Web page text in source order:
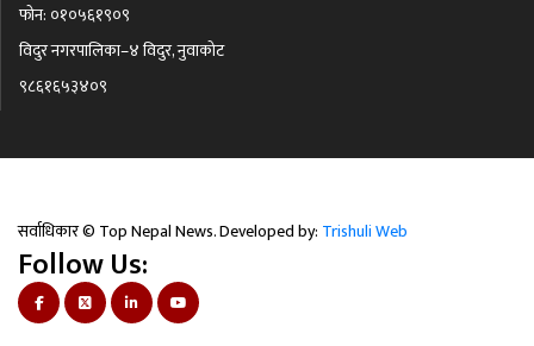
फोन: ०१०५६१९०९
विदुर नगरपालिका–४ विदुर, नुवाकोट
९८६१६५३४०९
सर्वाधिकार © Top Nepal News. Developed by: Trishuli Web
Follow Us: